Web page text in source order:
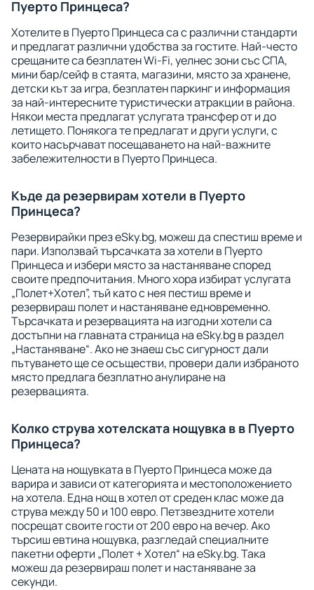
Пуерто Принцеса?
Хотелите в Пуерто Принцеса са с различни стандарти
и предлагат различни удобства за гостите. Най-често
срещаните са безплатен Wi-Fi, уелнес зони със СПА,
мини бар/сейф в стаята, магазини, място за хранене,
детски кът за игра, безплатен паркинг и информация
за най-интересните туристически атракции в района.
Някои места предлагат услугата трансфер от и до
летището. Понякога те предлагат и други услуги, с
които насърчават посещаването на най-важните
забележителности в Пуерто Принцеса.
Къде да резервирам хотели в Пуерто
Принцеса?
Резервирайки през eSky.bg, можеш да спестиш време и
пари. Използвай търсачката за хотели в Пуерто
Принцеса и избери място за настаняване според
своите предпочитания. Много хора избират услугата
„Полет+Хотел”, тъй като с нея пестиш време и
резервираш полет и настаняване едновременно.
Търсачката и резервацията на изгодни хотели са
достъпни на главната страница на eSky.bg в раздел
„Настаняване“. Ако не знаеш със сигурност дали
пътуването ще се осъществи, провери дали избраното
място предлага безплатно анулиране на
резервацията.
Колко струва хотелската нощувка в в Пуерто
Принцеса?
Цената на нощувката в Пуерто Принцеса може да
варира и зависи от категорията и местоположението
на хотела. Една нощ в хотел от среден клас може да
струва между 50 и 100 евро. Петзвездните хотели
посрещат своите гости от 200 евро на вечер. Ако
търсиш евтина нощувка, разгледай специалните
пакетни оферти „Полет + Хотел“ на eSky.bg. Така
можеш да резервираш полет и настаняване за
секунди.